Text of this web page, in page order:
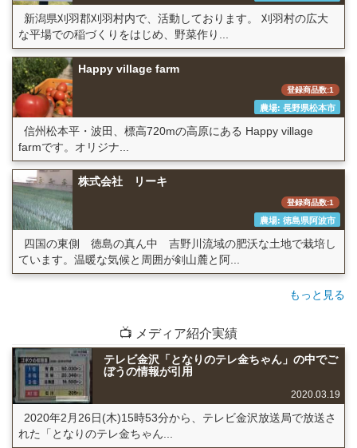
新潟県刈羽郡刈羽村内で、活動しております。 刈羽村の広大
な平場での稲づくりをはじめ、野菜作り...
Happy village farm
登録商品数:1
農場: 長野県松本市
信州松本平・波田、標高720mの高原にある Happy village
farmです。オリジナ...
株式会社 リーキ
登録商品数:1
農場: 徳島県阿波市
四国の東側 徳島の真ん中 吉野川流域の肥沃な土地で栽培し
ています。温暖な気候と周囲が剣山麓と阿...
もっと見る
📺 メディア紹介実績
テレビ金沢「となりのテレ金ちゃん」の中でご
ぼうの情報が引用
2020.03.19
2020年2月26日(木)15時53分から、テレビ金沢放送局で放送さ
れた「となりのテレ金ちゃん...